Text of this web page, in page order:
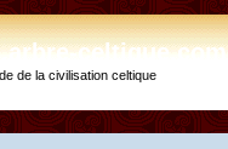
celtique.com
de la civilisation celtique